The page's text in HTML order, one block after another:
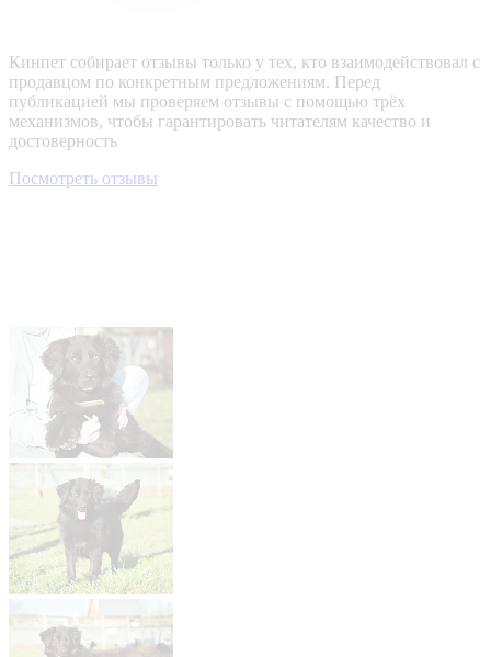
Кинпет собирает отзывы только у тех, кто взаимодействовал с
продавцом по конкретным предложениям. Перед
публикацией мы проверяем отзывы с помощью трёх
механизмов, чтобы гарантировать читателям качество и
достоверность
Посмотреть отзывы